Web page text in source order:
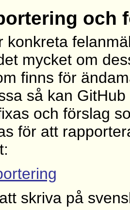
och
konkreta
mycket om
finns för
så kan
och förslag
för att
skriva på